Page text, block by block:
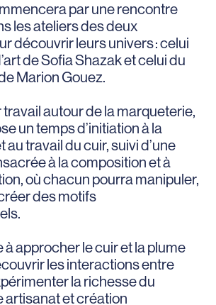
par une rencontre
les ateliers des deux
découvrir leurs univers : celui
de Sofia Shazak et celui du
Marion Gouez.
travail autour de la marqueterie,
un temps d’initiation à la
au travail du cuir, suivi d’une
à la composition et à
où chacun pourra manipuler,
des motifs
à approcher le cuir et la plume
les interactions entre
la richesse du
artisanat et création